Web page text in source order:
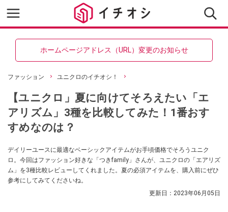
ホームページアドレス（URL）変更のお知らせ
ファッション ユニクロのイチオシ！
【ユニクロ」夏に向けてそろえたい「エ
アリズム」3種を比較してみた！1番おす
すめなのは？
デイリーユースに最適なベーシックアイテムがお手頃価格でそろうユニク
ロ。今回はファッション好きな「つきfamily」さんが、ユニクロの「エアリズ
ム」を3種比較レビューしてくれました。夏の必須アイテムを、購入前にぜひ
参考にしてみてくださいね。
更新日： 2023年06月05日